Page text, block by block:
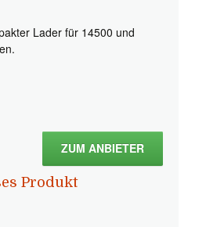
Lader für 14500 und
ZUM ANBIETER
Produkt